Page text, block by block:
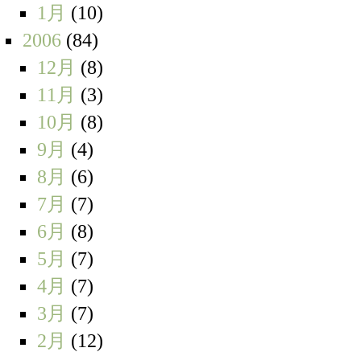
1月 (10)
2006 (84)
12月 (8)
11月 (3)
10月 (8)
9月 (4)
8月 (6)
7月 (7)
6月 (8)
5月 (7)
4月 (7)
3月 (7)
2月 (12)